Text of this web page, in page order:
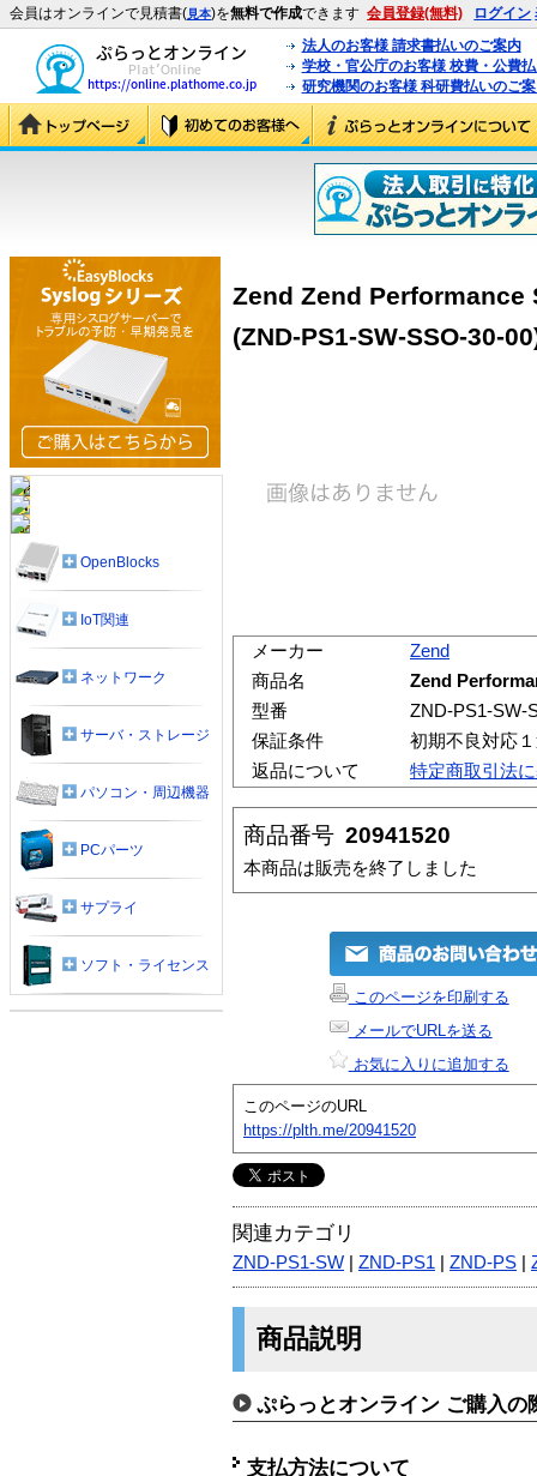
会員はオンラインで見積書(見本)を無料で作成できます 会員登録(無料) ログイン
法人のお客様 請求書払いのご案内
学校・官公庁のお客様 校費・公費
研究機関のお客様 科研費払いのご
Zend Zend Performance
(ZND-PS1-SW-SSO-30-
メーカー
Zend
商品名
Zend
型番
ZND-PS1-SW-
保証条件
初期不良対応
返品について
特定商取引法
商品番号 20941520
本商品は販売を終了しました
このページを印刷する
メールでURLを送る
お気に入りに追加する
このページのURL
https://plth.me/20941520
関連カテゴリ
ZND-PS1-SW ZND-PS1 ZND-PS
商品説明
ぷらっとオンライン ご購入の
支払方法について
OpenBlocks
IoT関連
ネットワーク
サーバ・ストレージ
パソコン・周辺機器
PCパーツ
サプライ
ソフト・ライセンス